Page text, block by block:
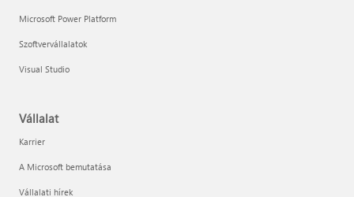
Microsoft Power Platform
Szoftvervállalatok
Visual Studio
Vállalat
Karrier
A Microsoft bemutatása
Vállalati hírek